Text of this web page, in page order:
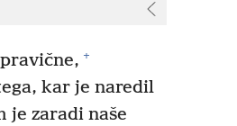
+
kar je naredil
je zaradi naše